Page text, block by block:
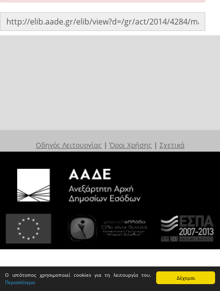
Δέχομαι
Ο ιστότοπος χρησιμοποιεί cookies για τη λειτουργία του.
Περισσότερα
Οδηγός Λειτουργίας | Όροι Χρήσης | Σχετικά